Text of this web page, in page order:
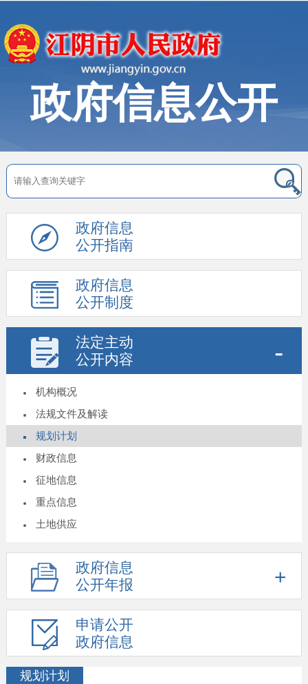
政府信息公开
政府信息
公开指南
政府信息
公开制度
法定主动
公开内容
机构概况
法规文件及解读
规划计划
财政信息
征地信息
重点信息
土地供应
政府信息
公开年报
申请公开
政府信息
规划计划